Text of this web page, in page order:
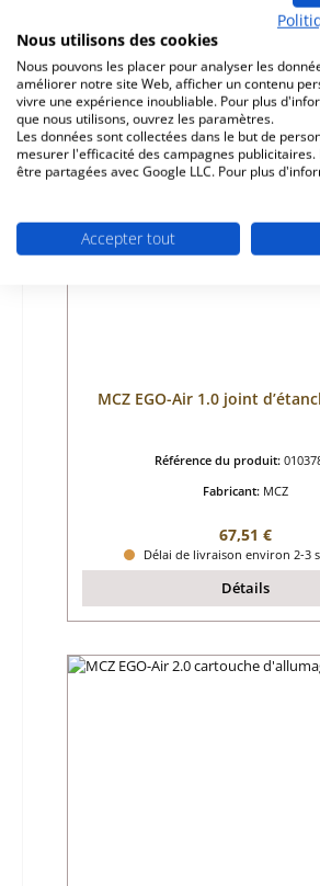
Prix régulier :
Détails
MCZ EGO-Air 1.0 joint
Référence du produit:
Fabricant: MCZ
Prix régulier :
67,51 €
Délai de livraison environ 2-3
Détails
Nous utilisons des cookies
Nous pouvons les placer pour analyser les
améliorer notre site Web, afficher un contenu
vivre une expérience inoubliable. Pour plus
que nous utilisons, ouvrez les paramètres.
Les données sont collectées dans le but de
mesurer l'efficacité des campagnes publicitaires.
être partagées avec Google LLC. Pour plus
Accepter tout